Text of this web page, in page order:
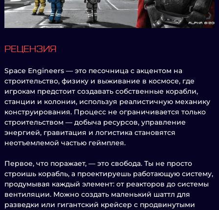
РЕЦЕНЗИЯ
Space Engineers — это песочница с акцентом на
строительство, физику и выживание в космосе, где
игрокам предстоит создавать собственные корабли,
станции и колонии, используя реалистичную механику
конструирования. Процесс не ограничивается только
строительством — добыча ресурсов, управление
энергией, гравитация и логистика становятся
неотъемлемой частью геймплея.
Первое, что поражает, — это свобода. Ты не просто
строишь корабль, а проектируешь работающую систему,
продумывая каждый элемент: от реакторов до системы
вентиляции. Можно создать маленький шаттл для
разведки или гигантский крейсер с продвинутыми